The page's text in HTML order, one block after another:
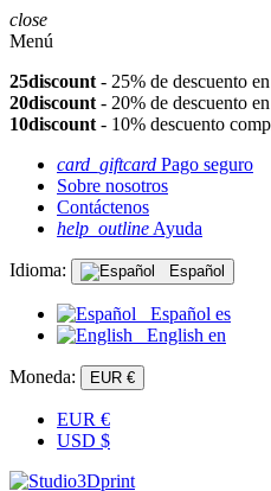
close
Menú
25discount - 25% de descuento
20discount - 20% de descuento
10discount - 10% descuento
card_giftcard Pago seguro
Sobre nosotros
Contáctenos
help_outline Ayuda
Idioma: Español
Español es
English en
Moneda: EUR €
EUR €
USD $